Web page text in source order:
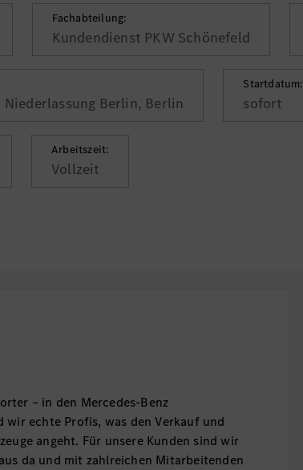
Fachabteilung:
Kundendienst PKW Schönefeld
Niederlassung Berlin, Berlin
Startdatum:
sofort
Arbeitszeit:
Vollzeit
– in den Mercedes-Benz
wir echte Profis, was den Verkauf und
angeht. Für unsere Kunden sind wir
da und mit zahlreichen Mitarbeitenden